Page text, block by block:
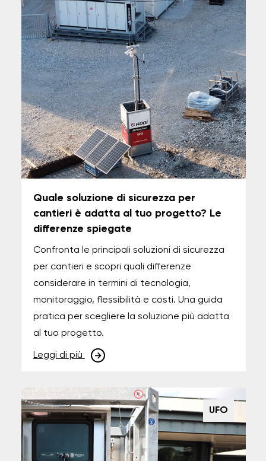
Quale soluzione di sicurezza per
cantieri è adatta al tuo progetto? Le
differenze spiegate
Confronta le principali soluzioni di sicurezza
per cantieri e scopri quali differenze
considerare in termini di tecnologia,
monitoraggio, flessibilità e costi. Una guida
pratica per scegliere la soluzione più adatta
al tuo progetto.
Leggi di più
UFO